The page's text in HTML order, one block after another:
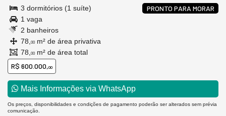
PRONTO PARA MORAR
3 dormitórios (1 suíte)
1 vaga
2 banheiros
78, 00 m² de área privativa
78, 00 m² de área total
R$ 600.000,00
Mais Informações via WhatsApp
Os preços, disponibilidades e condições de pagamento poderão ser alterados sem prévia
comunicação.